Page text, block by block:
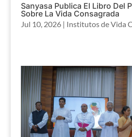
Sanyasa Publica El Libro Del
Sobre La Vida Consagrada
Jul 10, 2026| Institutos de Vida